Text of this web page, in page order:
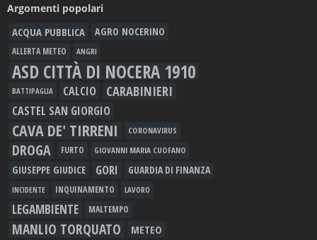
Argomenti popolari
ACQUA PUBBLICA AGRO NOCERINO
ALLERTA METEO ANGRI
ASD CITTÀ DI NOCERA 1910
BATTIPAGLIA CALCIO CARABINIERI
CASTEL SAN GIORGIO
CAVA DE' TIRRENI CORONAVIRUS
DROGA FURTO GIOVANNI MARIA CUOFANO
GIUSEPPE GIUDICE GORI GUARDIA DI FINANZA
INCIDENTE INQUINAMENTO LAVORO
LEGAMBIENTE MALTEMPO
MANLIO TORQUATO METEO